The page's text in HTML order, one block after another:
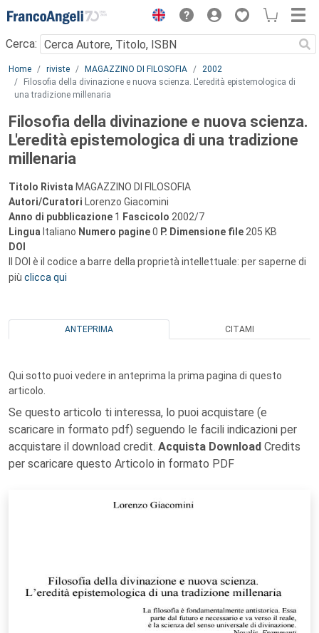
Menu
Cerca:
Main content
Home riviste MAGAZZINO DI FILOSOFIA
2002
Filosofia della divinazione e nuova scienza. L'eredità epistemologica di
una tradizione millenaria
Filosofia della divinazione e nuova scienza.
L'eredità epistemologica di una tradizione
millenaria
Titolo Rivista MAGAZZINO DI FILOSOFIA
Autori/Curatori Lorenzo Giacomini
Anno di pubblicazione 1 Fascicolo 2002/7
Lingua Italiano Numero pagine0 P. Dimensione file 205 KB
DOI
Il DOI è il codice a barre della proprietà intellettuale: per saperne di
più clicca qui
ANTEPRIMA CITAMI
Qui sotto puoi vedere in anteprima la prima pagina di questo
articolo.
Se questo articolo ti interessa, lo puoi acquistare (e
scaricare in formato pdf) seguendo le facili indicazioni per
acquistare il download credit. Acquista Download Credits
per scaricare questo Articolo in formato PDF